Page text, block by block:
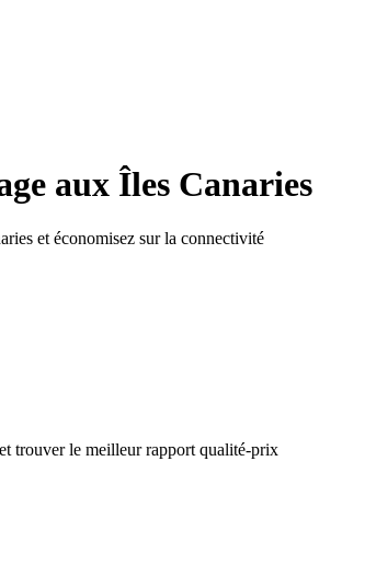
aux Îles Canaries
et économisez sur la connectivité
trouver le meilleur rapport qualité-prix